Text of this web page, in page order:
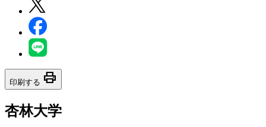
印刷する print
杏林大学